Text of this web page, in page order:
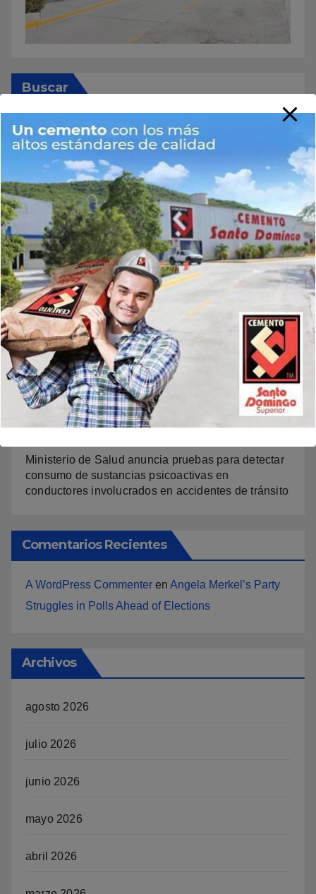
Buscar
Noticias Recientes
Video: Mariledy Paulino conquista el oro y reafirma
su dominio en el atletismo
Francisco Ramírez recibe respaldo de la senadora
Lía Díaz para fortalecer la UASD-Azua
Acroarte evaluará primer semestre del año en ruta
al Premios Soberano 2027
Yeral Núñez conquista el oro en los 400 metros con
vallas y enaltece a República Dominicana
Ministerio de Salud anuncia pruebas para detectar
consumo de sustancias psicoactivas en
conductores involucrados en accidentes de tránsito
Comentarios Recientes
A WordPress Commenter en Angela Merkel’s Party
Struggles in Polls Ahead of Elections
Archivos
agosto 2026
julio 2026
junio 2026
mayo 2026
abril 2026